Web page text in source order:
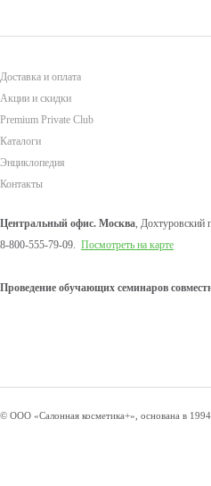
Доставка и оплата
Акции и скидки
Premium Private Club
Каталоги
Энциклопедия
Контакты
Центральный офис. Москва, Дохтуровский
8-800-555-79-09. Посмотреть на карте
Проведение обучающих семинаров
© ООО «Салонная косметика+», основана в